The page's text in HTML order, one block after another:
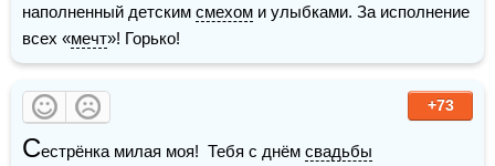
наполненный детским смехом и улыбками. За исполнение
всех «мечт»! Горько!
+73
Сестрёнка милая моя!  Тебя с днём свадьбы